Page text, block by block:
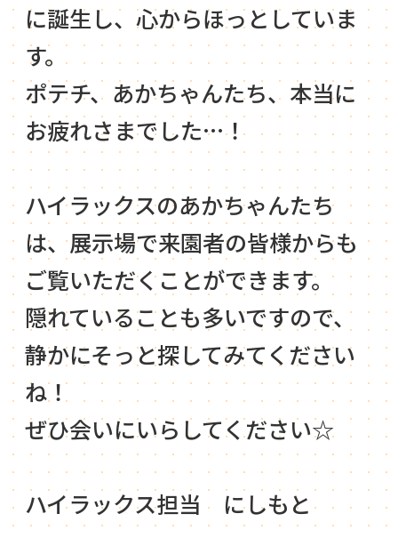
に誕生し、心からほっとしていま
す。
ポテチ、あかちゃんたち、本当に
お疲れさまでした…！
ハイラックスのあかちゃんたち
は、展示場で来園者の皆様からも
ご覧いただくことができます。
隠れていることも多いですので、
静かにそっと探してみてください
ね！
ぜひ会いにいらしてください☆
ハイラックス担当 にしもと